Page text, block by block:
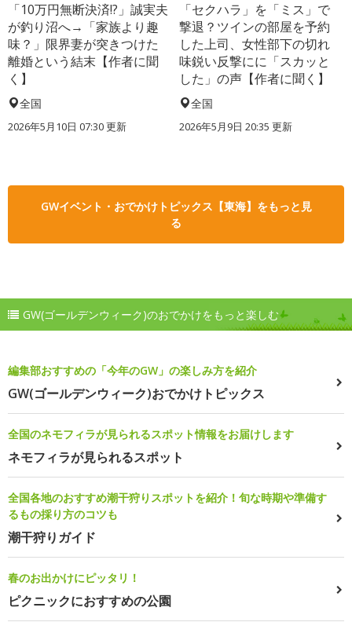
「10万円無断決済!?」誠実夫
が釣り沼へ→「家族より趣
味？」限界妻が突きつけた
離婚という結末【作者に聞
く】
全国
2026年5月10日 07:30 更新
「セクハラ」を「ミス」で
撃退？ツインの部屋を予約
した上司、女性部下の切れ
味鋭い反撃にに「スカッと
した」の声【作者に聞く】
全国
2026年5月9日 20:35 更新
GWイベント・おでかけトピックス【東海】をもっと見
る
GW(ゴールデンウィーク)のおでかけをもっと楽しむ
編集部おすすめの「今年のGW」の楽しみ方を紹介
GW(ゴールデンウィーク)おでかけトピックス
全国のネモフィラが見られるスポット情報をお届けします
ネモフィラが見られるスポット
全国各地のおすすめ潮干狩りスポットを紹介！旬な時期や準備す
るもの採り方のコツも
潮干狩りガイド
春のお出かけにピッタリ！
ピクニックにおすすめの公園